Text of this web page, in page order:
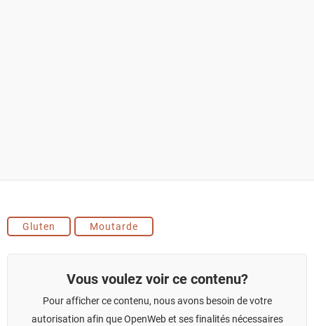
Gluten Moutarde
Vous voulez voir ce contenu?
Pour afficher ce contenu, nous avons besoin de votre
autorisation afin que OpenWeb et ses finalités nécessaires